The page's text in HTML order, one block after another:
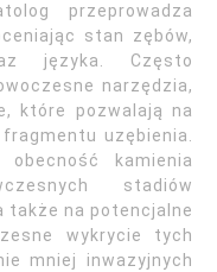
przeprowadza
stan zębów,
języka. Często
narzędzia,
które pozwalają na
uzębienia.
kamienia
stadiów
także na potencjalne
wykrycie tych
mniej inwazyjnych